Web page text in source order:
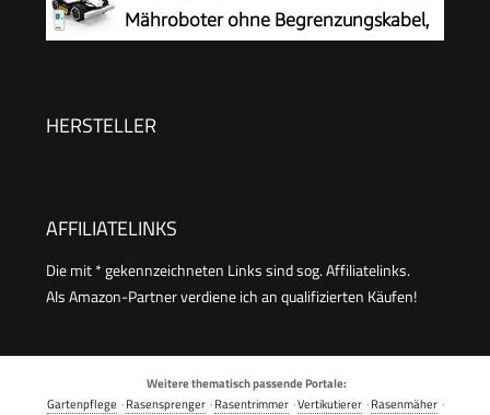
Mähroboter ohne Begrenzungskabel,
HERSTELLER
AFFILIATELINKS
Die mit * gekennzeichneten Links sind sog. Affiliatelinks.
Als Amazon-Partner verdiene ich an qualifizierten Käufen!
Weitere thematisch passende Portale:
Gartenpflege ·Rasensprenger·Rasentrimmer·Vertikutierer·Rasenmäher·